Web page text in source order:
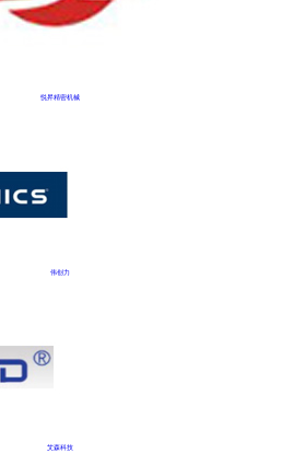
悦昇精密机械
伟创力
艾森科技